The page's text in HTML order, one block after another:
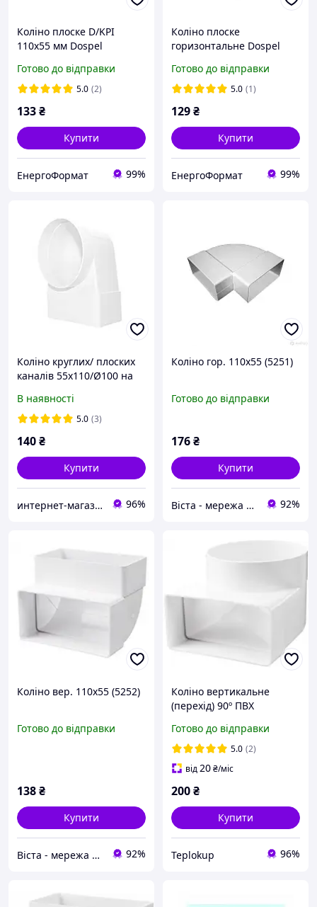
Коліно плоске D/KPI
110х55 мм Dospel
Готово до відправки
5.0 (2)
133₴
Купити
ЕнергоФормат 99%
Коліно плоске
горизонтальне Dospel
Готово до відправки
5.0 (1)
129₴
Купити
ЕнергоФормат 99%
Коліно круглих/ плоских
каналів 55х110/Ø100 на
В наявності
5.0 (3)
140₴
Купити
интернет-магазин "Электроника и Кухонная техника" 96%
Коліно гор. 110х55 (5251)
Готово до відправки
176₴
Купити
Віста - мережа будівельно-господарчих маркетів 92%
Коліно вер. 110х55 (5252)
Готово до відправки
138₴
Купити
Віста - мережа будівельно-господарчих маркетів 92%
Коліно вертикальне
(перехід) 90º ПВХ
Готово до відправки
5.0 (2)
від20₴/міс
200₴
Купити
Teplokup 96%